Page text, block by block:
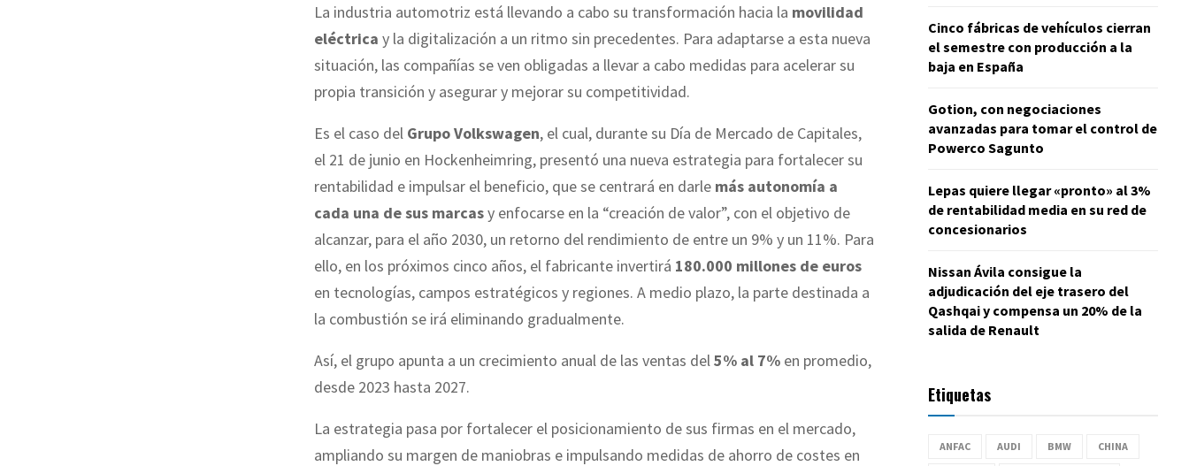
La industria automotriz está llevando a cabo su transformación hacia la movilidad
eléctrica y la digitalización a un ritmo sin precedentes. Para adaptarse a esta nueva
situación, las compañías se ven obligadas a llevar a cabo medidas para acelerar su
propia transición y asegurar y mejorar su competitividad.
Es el caso del Grupo Volkswagen, el cual, durante su Día de Mercado de Capitales,
el 21 de junio en Hockenheimring, presentó una nueva estrategia para fortalecer su
rentabilidad e impulsar el beneficio, que se centrará en darle más autonomía a
cada una de sus marcasy enfocarse en la “creación de valor”, con el objetivo de
alcanzar, para el año 2030, un retorno del rendimiento de entre un 9% y un 11%. Para
ello, en los próximos cinco años, el fabricante invertirá 180.000 millones de euros
en tecnologías, campos estratégicos y regiones. A medio plazo, la parte destinada a
la combustión se irá eliminando gradualmente.
Así, el grupo apunta a un crecimiento anual de las ventas del5% al 7% en promedio,
desde 2023 hasta 2027.
La estrategia pasa por fortalecer el posicionamiento de sus firmas en el mercado,
ampliando su margen de maniobras e impulsando medidas de ahorro de costes en
Cinco fábricas de vehículos cierran
el semestre con producción a la
baja en España
Gotion, con negociaciones
avanzadas para tomar el control de
Powerco Sagunto
Lepas quiere llegar «pronto» al 3%
de rentabilidad media en su red de
concesionarios
Nissan Ávila consigue la
adjudicación del eje trasero del
Qashqai y compensa un 20% de la
salida de Renault
Etiquetas
ANFAC AUDI BMW CHINA